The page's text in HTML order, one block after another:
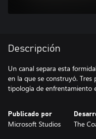
Descripción
Un canal separa esta
en la que se construyó.
tipología de enfrentamiento
Publicado por
Microsoft Studios The